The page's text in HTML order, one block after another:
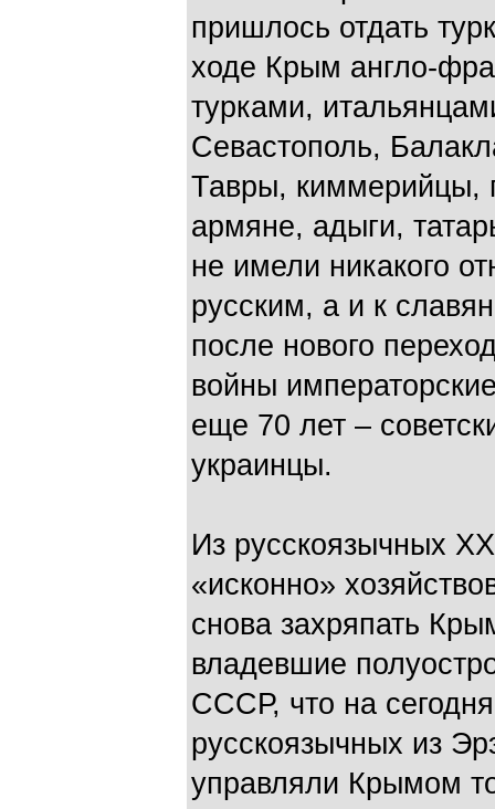
пришлось отдать
ходе Крым англо-
турками,
Севастополь,
Тавры, киммерийцы,
армяне, адыги,
не имели никакого
русским, а и к
после нового
войны
еще 70 лет –
украинцы.
Из русскоязычных
«исконно»
снова захряпать
владевшие
СССР, что на
русскоязычных из
управляли Крымом